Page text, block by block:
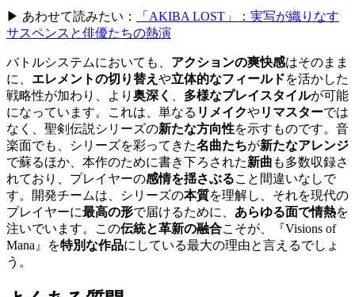
▶ あわせて読みたい：
「AKIBA LOST」：実写が織りなす
サスペンスと俳優たちの熱演
バトルシステムにおいても、 アクションの爽快感はそのまま
に、 エレメントの切り替え や立体的なフィールドを活かした
戦略性が加わり、より 奥深く 多様なプレイスタイルが可能
になっています。これは、単なる リメイクやリマスターでは
なく、聖剣伝説シリーズの新たな方向性を示すものです。音
楽面でも、シリーズを彩ってきた名曲たちが新たなアレンジ
で蘇るほか、本作のために書き下ろされた新曲 も多数収録さ
れており、プレイヤーの感情を揺さぶること間違いなしで
す。開発チームは、シリーズの本質を理解し、それを現代の
プレイヤーに最高の形で届けるために、 あらゆる面で情熱を
注いでいます。この伝統と革新の融合こそが、『Visions of
Mana』を特別な作品にしている最大の理由と言えるでしょ
う。